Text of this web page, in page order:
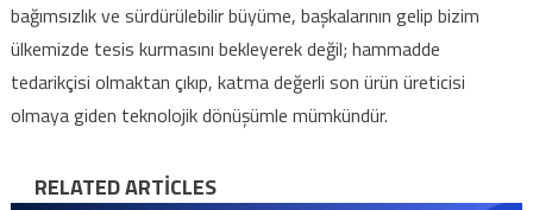
bağımsızlık ve sürdürülebilir büyüme, başkalarının gelip bizim
ülkemizde tesis kurmasını bekleyerek değil; hammadde
tedarikçisi olmaktan çıkıp, katma değerli son ürün üreticisi
olmaya giden teknolojik dönüşümle mümkündür.
RELATED ARTICLES